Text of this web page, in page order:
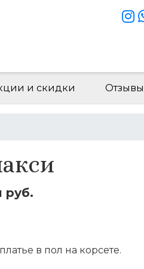
и скидки
руб.
в пол на корсете.